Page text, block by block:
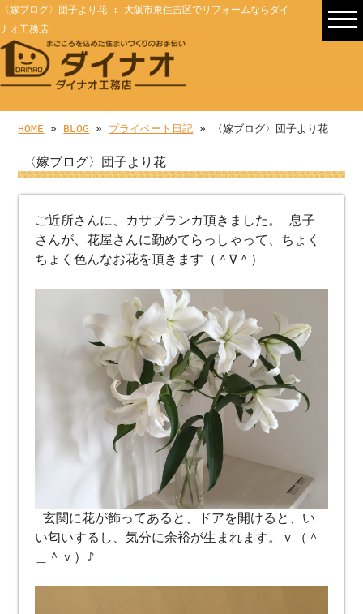
〈嫁ブログ〉団子より花 : 大阪市東住吉区でリフォームならダイ
ナオ工務店
HOME » BLOG » プライベート日記 » 〈嫁ブログ〉団子より花
〈嫁ブログ〉団子より花
ご近所さんに、カサブランカ頂きました。 息子
さんが、花屋さんに勤めてらっしゃって、ちょく
ちょく色んなお花を頂きます（＾∇＾）
玄関に花が飾ってあると、ドアを開けると、い
い匂いするし、気分に余裕が生まれます。ｖ（＾
＿＾ｖ）♪